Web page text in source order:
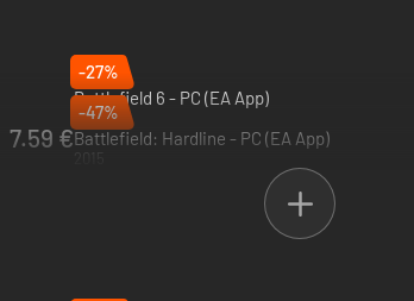
-27%
Battlefield 6 - PC (EA App)
2025
7.59 €
-47%
Battlefield: Hardline - PC (EA App)